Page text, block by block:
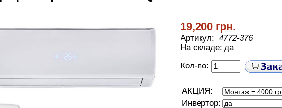
19,200 грн.
Артикул: 4772-376
На складе: да
Кол-во:
АКЦИЯ:
Инвертор: